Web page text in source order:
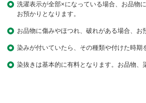
洗濯表示が全部×になっている場合、お品物
お預かりとなります。
お品物に傷みやほつれ、破れがある場合、
染みが付いていたら、その種類や付けた時期
染抜きは基本的に有料となります。お品物